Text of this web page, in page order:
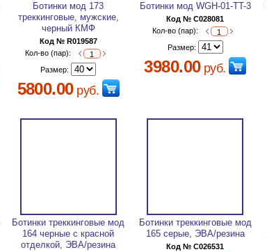
Ботинки мод 173
треккинговые, мужские,
черный КМФ
Код № R019587
Кол-во (пар):
Размер:
5800.00руб.
Ботинки мод WGH-01-TT-3
Код № C028081
Кол-во (пар):
Размер:
3980.00руб.
Ботинки треккинговые мод
164 черные с красной
отделкой, ЭВА/резина
Ботинки треккинговые мод
165 серые, ЭВА/резина
Код № C026531